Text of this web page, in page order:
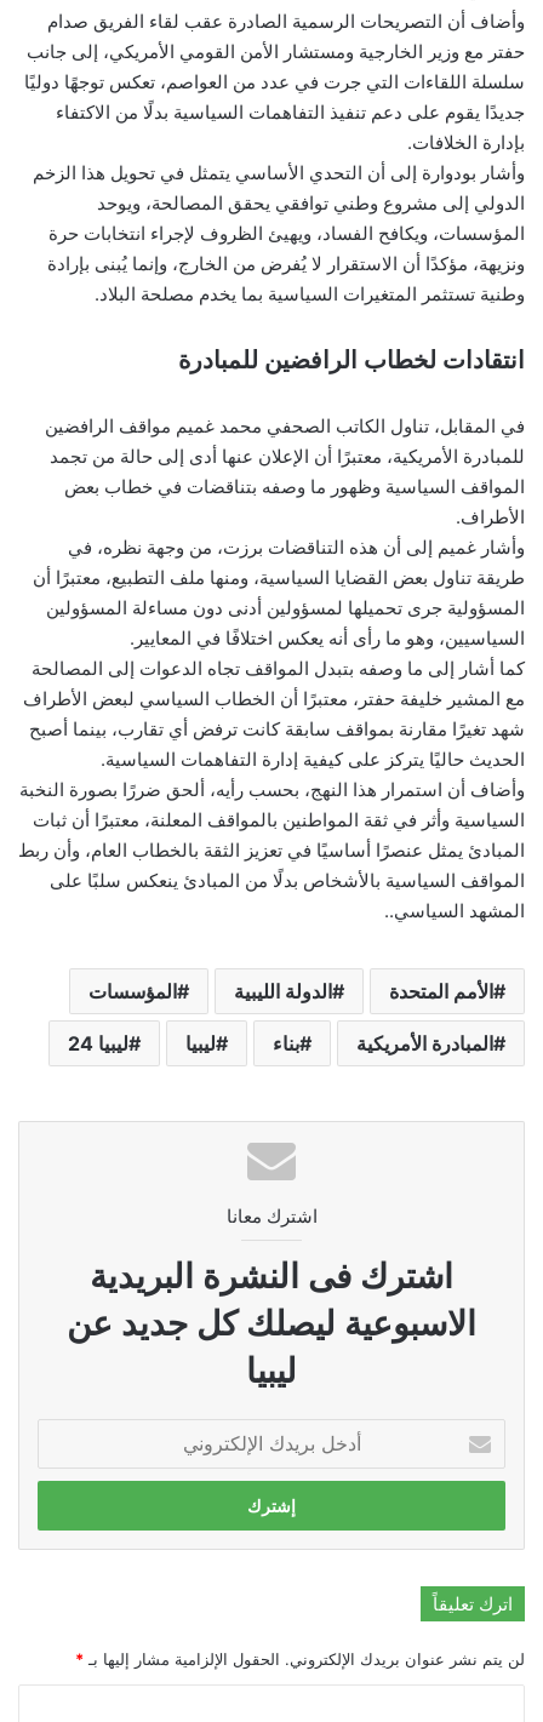
وأضاف أن التصريحات الرسمية الصادرة عقب لقاء الفريق صدام
حفتر مع وزير الخارجية ومستشار الأمن القومي الأمريكي، إلى جانب
سلسلة اللقاءات التي جرت في عدد من العواصم، تعكس توجهًا دوليًا
جديدًا يقوم على دعم تنفيذ التفاهمات السياسية بدلًا من الاكتفاء
بإدارة الخلافات.
وأشار بودوارة إلى أن التحدي الأساسي يتمثل في تحويل هذا الزخم
الدولي إلى مشروع وطني توافقي يحقق المصالحة، ويوحد
المؤسسات، ويكافح الفساد، ويهيئ الظروف لإجراء انتخابات حرة
ونزيهة، مؤكدًا أن الاستقرار لا يُفرض من الخارج، وإنما يُبنى بإرادة
وطنية تستثمر المتغيرات السياسية بما يخدم مصلحة البلاد.
انتقادات لخطاب الرافضين للمبادرة
في المقابل، تناول الكاتب الصحفي محمد غميم مواقف الرافضين
للمبادرة الأمريكية، معتبرًا أن الإعلان عنها أدى إلى حالة من تجمد
المواقف السياسية وظهور ما وصفه بتناقضات في خطاب بعض
الأطراف.
وأشار غميم إلى أن هذه التناقضات برزت، من وجهة نظره، في
طريقة تناول بعض القضايا السياسية، ومنها ملف التطبيع، معتبرًا أن
المسؤولية جرى تحميلها لمسؤولين أدنى دون مساءلة المسؤولين
السياسيين، وهو ما رأى أنه يعكس اختلافًا في المعايير.
كما أشار إلى ما وصفه بتبدل المواقف تجاه الدعوات إلى المصالحة
مع المشير خليفة حفتر، معتبرًا أن الخطاب السياسي لبعض الأطراف
شهد تغيرًا مقارنة بمواقف سابقة كانت ترفض أي تقارب، بينما أصبح
الحديث حاليًا يتركز على كيفية إدارة التفاهمات السياسية.
وأضاف أن استمرار هذا النهج، بحسب رأيه، ألحق ضررًا بصورة النخبة
السياسية وأثر في ثقة المواطنين بالمواقف المعلنة، معتبرًا أن ثبات
المبادئ يمثل عنصرًا أساسيًا في تعزيز الثقة بالخطاب العام، وأن ربط
المواقف السياسية بالأشخاص بدلًا من المبادئ ينعكس سلبًا على
المشهد السياسي..
الأمم المتحدة الدولة الليبية المؤسسات
المبادرة الأمريكية بناء ليبيا ليبيا 24
اشترك معانا
اشترك فى النشرة البريدية
الاسبوعية ليصلك كل جديد عن
ليبيا
بريدك
الإلكتروني
اترك تعليقاً
لن يتم نشر عنوان بريدك الإلكتروني. الحقول الإلزامية مشار إليها بـ *